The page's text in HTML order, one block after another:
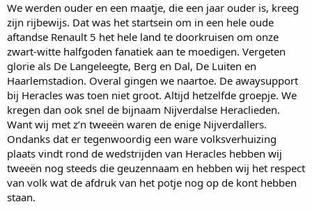
We werden ouder en een maatje, die een jaar ouder is, kreeg
zijn rijbewijs. Dat was het startsein om in een hele oude
aftandse Renault 5 het hele land te doorkruisen om onze
zwart-witte halfgoden fanatiek aan te moedigen. Vergeten
glorie als De Langeleegte, Berg en Dal, De Luiten en
Haarlemstadion. Overal gingen we naartoe. De awaysupport
bij Heracles was toen niet groot. Altijd hetzelfde groepje. We
kregen dan ook snel de bijnaam Nijverdalse Heraclieden.
Want wij met z’n tweeën waren de enige Nijverdallers.
Ondanks dat er tegenwoordig een ware volksverhuizing
plaats vindt rond de wedstrijden van Heracles hebben wij
tweeën nog steeds die geuzennaam en hebben wij het respect
van volk wat de afdruk van het potje nog op de kont hebben
staan.